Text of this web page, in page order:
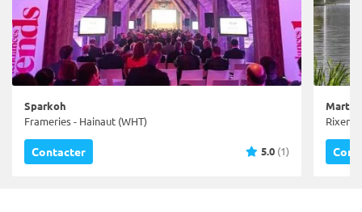
Sparkoh
Frameries - Hainaut (WHT)
Contacter 5.0 (1)